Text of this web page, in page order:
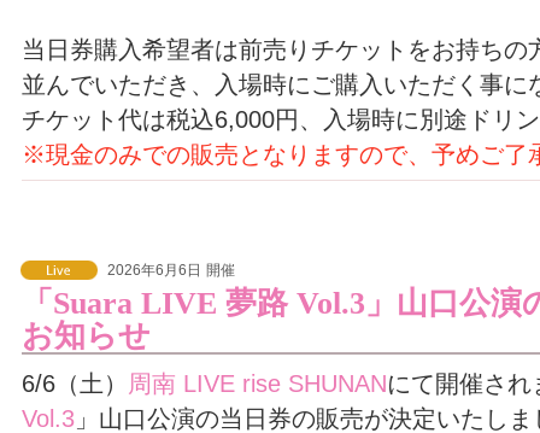
当日券購入希望者は前売りチケットをお持ちの
並んでいただき、入場時にご購入いただく事に
チケット代は税込6,000円、入場時に別途ドリ
※現金のみでの販売となりますので、予めご了
2026年6月6日 開催
「Suara LIVE 夢路 Vol.3」山口公
お知らせ
6/6（土） 周南 LIVE rise SHUNANにて開催され
Vol.3 」山口公演の当日券の販売が決定いたしま